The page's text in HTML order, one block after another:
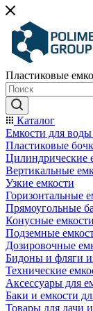
Пластиковые
Каталог
Емкости для
Пластиковые
Цилиндрические
Вертикальные
Узкие емкости
Горизонтальные
Прямоугольные
Конусные
Подземные
Дозировочные
Бидоны и фляги
Технические
Аксессуары для
Баки и емкости
Товары для дачи и